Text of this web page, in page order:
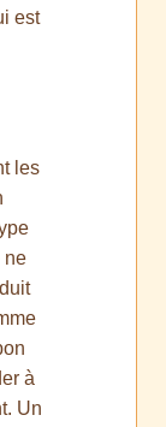
est
les
ne
à
Un